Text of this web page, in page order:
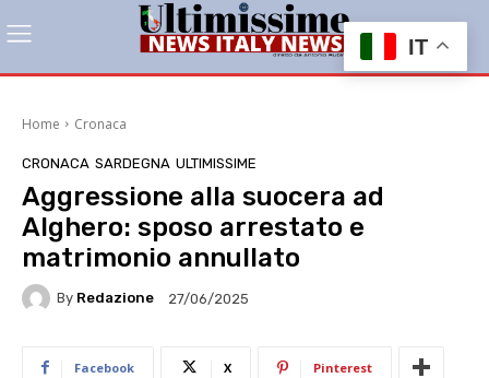
Home Cronaca
CRONACA SARDEGNA ULTIMISSIME
Aggressione alla suocera ad
Alghero: sposo arrestato e
matrimonio annullato
By Redazione 27/06/2025
Facebook X Pinterest
IT